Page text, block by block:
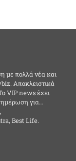
με πολλά νέα και
Αποκλειστικά
VIP news έχει
για…
Best Life.